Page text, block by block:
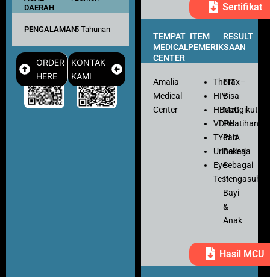
DAERAH
PENGALAMAN: 5 Tahunan
ORDER
HERE
KONTAK
KAMI
Sertifikat
TEMPAT
MEDICAL
CENTER
ITEM
PEMERIKSAAN
RESULT
Amalia
Medical
Center
Thorax
HIV
HBsaG
VDRL
TYPHA
Urinalisa
Eye
Test
FIT–
Bisa
Mengikuti
Pelatihan
dan
Bekerja
Sebagai
Pengasuh
Bayi
&
Anak
Hasil MCU